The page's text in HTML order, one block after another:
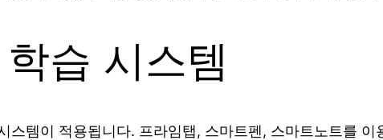
습 시스템
스템이 적용됩니다. 프라임탭, 스마트펜, 스마트노트를